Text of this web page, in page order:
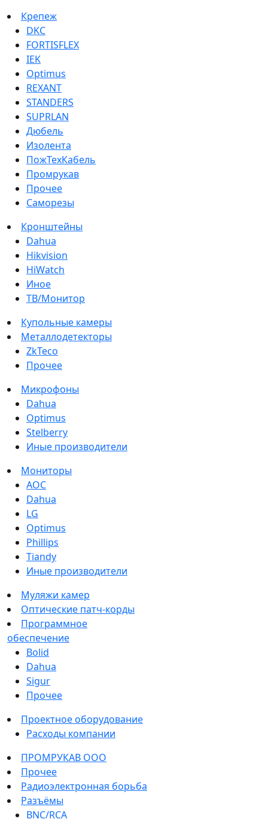
Крепеж
DKC
FORTISFLEX
IEK
Optimus
REXANT
STANDERS
SUPRLAN
Дюбель
Изолента
ПожТехКабель
Промрукав
Прочее
Саморезы
Кронштейны
Dahua
Hikvision
HiWatch
Иное
ТВ/Монитор
Купольные камеры
Металлодетекторы
ZkTeco
Прочее
Микрофоны
Dahua
Optimus
Stelberry
Иные производители
Мониторы
AOC
Dahua
LG
Optimus
Phillips
Tiandy
Иные производители
Муляжи камер
Оптические патч-корды
Программное
обеспечение
Bolid
Dahua
Sigur
Прочее
Проектное оборудование
Расходы компании
ПРОМРУКАВ ООО
Прочее
Радиоэлектронная борьба
Разъёмы
BNC/RCA